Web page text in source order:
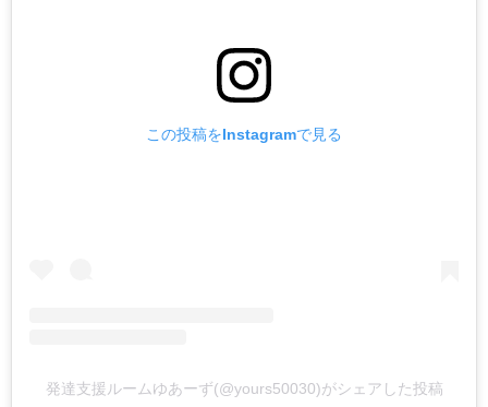
利用状況更新しました！
この投稿をInstagramで見る
発達支援ルームゆあーず(@yours50030)がシェアした投稿